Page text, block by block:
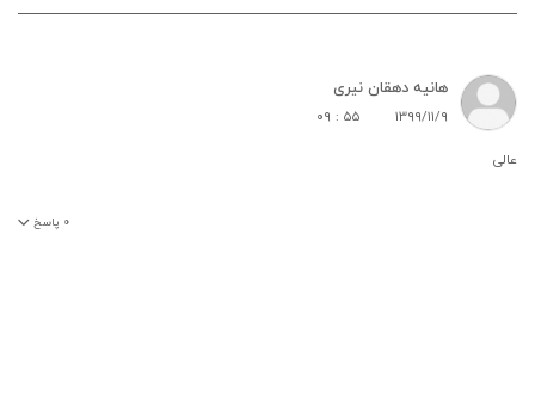
هانیه دهقان نیری
۱۳۹۹/۱۱/۹ ۰۹ : ۵۵
عالی
۰ پاسخ